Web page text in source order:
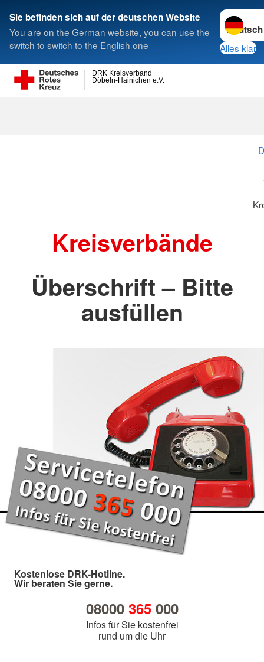
Sie befinden sich auf der deutschen Website
You are on the German website, you can use the
switch to switch to the English one
Sprache
Alles klar
Döbeln-Hainichen e.V.
DRK Kreisverband
Suche
Kreisverbände
Überschrift – Bitte
ausfüllen
Kostenlose DRK-Hotline.
Wir beraten Sie gerne.
08000 365000
Infos für Sie kostenfrei
rund um die Uhr